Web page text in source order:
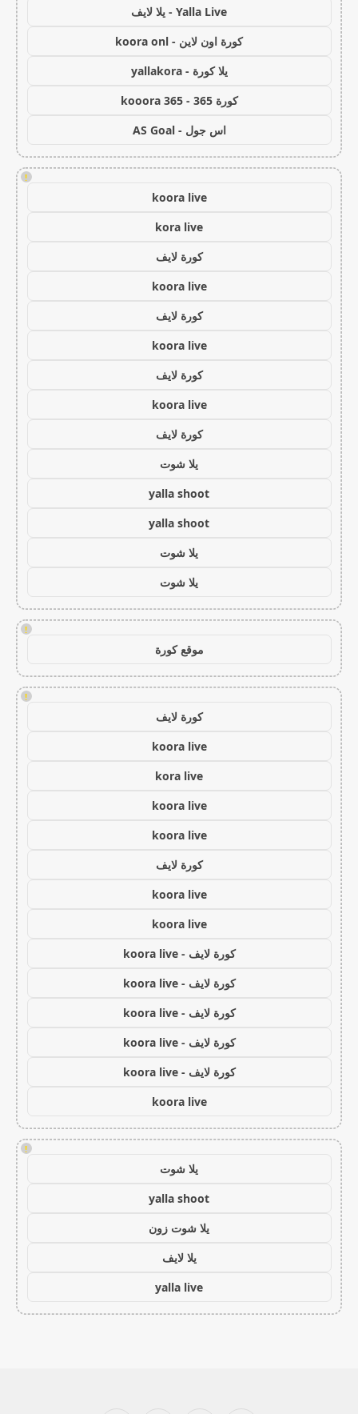
Yalla Live - يلا لايف
كورة اون لاين - koora onl
يلا كورة - yallakora
كورة 365 - kooora 365
اس جول - AS Goal
!
koora live
kora live
كورة لايف
koora live
كورة لايف
koora live
كورة لايف
koora live
كورة لايف
يلا شوت
yalla shoot
yalla shoot
يلا شوت
يلا شوت
!
موقع كورة
!
كورة لايف
koora live
kora live
koora live
koora live
كورة لايف
koora live
koora live
كورة لايف - koora live
كورة لايف - koora live
كورة لايف - koora live
كورة لايف - koora live
كورة لايف - koora live
koora live
!
يلا شوت
yalla shoot
يلا شوت زون
يلا لايف
yalla live